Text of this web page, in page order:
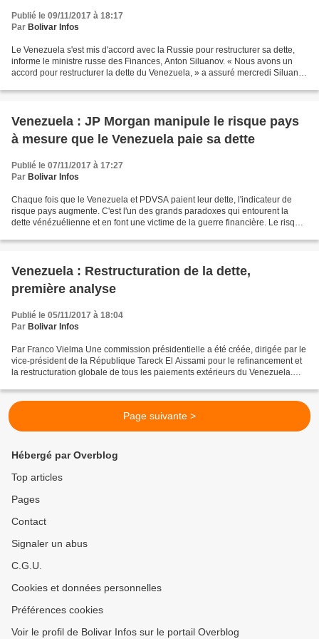
Publié le 09/11/2017 à 18:17
Par Bolivar Infos
Le Venezuela s'est mis d'accord avec la Russie pour restructurer sa dette,
informe le ministre russe des Finances, Anton Siluanov. « Nous avons un
accord pour restructurer la dette du Venezuela, » a assuré mercredi Siluanov
Venezuela : JP Morgan manipule le risque pays
à mesure que le Venezuela paie sa dette
Publié le 07/11/2017 à 17:27
Par Bolivar Infos
Chaque fois que le Venezuela et PDVSA paient leur dette, l'indicateur de
risque pays augmente. C'est l'un des grands paradoxes qui entourent la
dette vénézuélienne et en font une victime de la guerre financière. Le risque
Venezuela : Restructuration de la dette,
première analyse
Publié le 05/11/2017 à 18:04
Par Bolivar Infos
Par Franco Vielma Une commission présidentielle a été créée, dirigée par le
vice-président de la République Tareck El Aissami pour le refinancement et
la restructuration globale de tous les paiements extérieurs du Venezuela.
Page suivante >
Hébergé par Overblog
Top articles
Pages
Contact
Signaler un abus
C.G.U.
Cookies et données personnelles
Préférences cookies
Voir le profil de Bolivar Infos sur le portail Overblog